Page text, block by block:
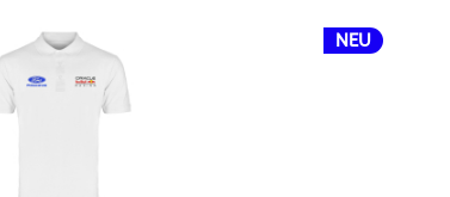
NEU